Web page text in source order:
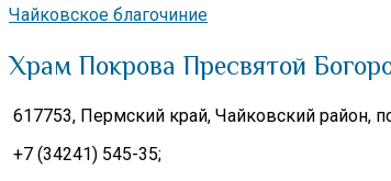
Чайковское благочиние
Храм Покрова Пресвятой
617753, Пермский край, Чайковский район,
+7 (34241) 545-35;